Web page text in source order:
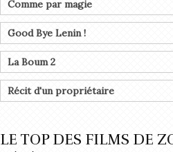
Comme par magie
Good Bye Lenin !
La Boum 2
Récit d'un propriétaire
LE TOP DES FILMS DE